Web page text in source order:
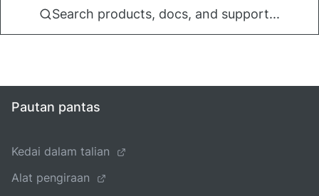
Search products, docs, and support...
Pautan pantas
Kedai dalam talian
Alat pengiraan